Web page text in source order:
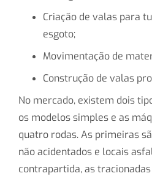
Criação de valas para
esgoto;
Movimentação de
Construção de valas
No mercado, existem dois
os modelos simples e as
quatro rodas. As primeiras
não acidentados e locais
contrapartida, as